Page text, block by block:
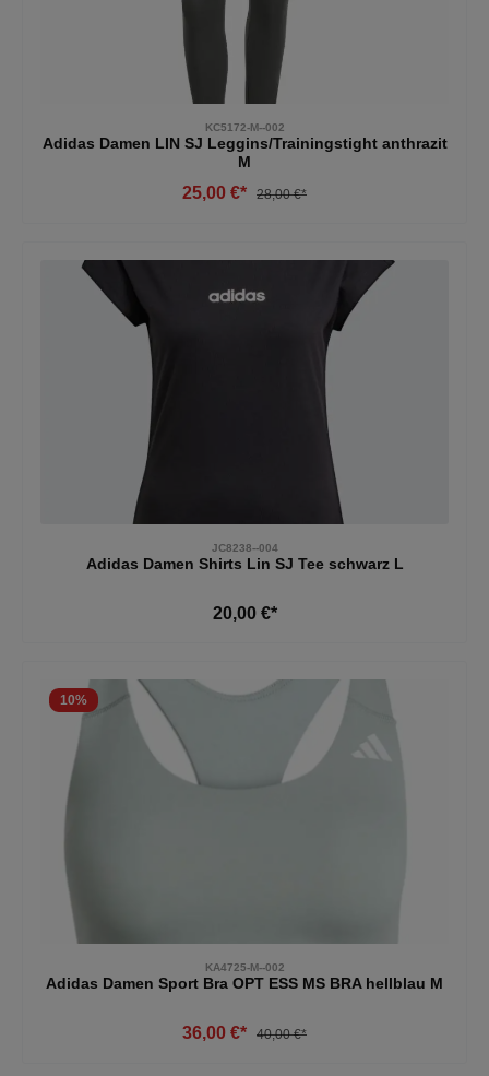
KC5172-M--002
Adidas Damen LIN SJ Leggins/Trainingstight anthrazit
M
25,00 €* 28,00 €*
JC8238--004
Adidas Damen Shirts Lin SJ Tee schwarz L
20,00 €*
10%
KA4725-M--002
Adidas Damen Sport Bra OPT ESS MS BRA hellblau M
36,00 €* 40,00 €*